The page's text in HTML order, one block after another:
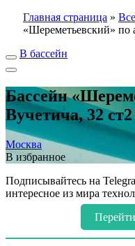
Главная страница »
«Шереметьевский» по
В бассейн
Бассейн
Вучетича, 32 ст2
Москва
В избранное
Подписывайтесь на
интересное из мира